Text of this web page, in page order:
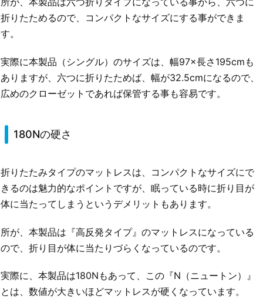
折りたためるので、コンパクトなサイズにする事ができま
す。
実際に本製品（シングル）のサイズは、幅97×長さ195cmも
ありますが、六つに折りたためば、幅が32.5cmになるので、
広めのクローゼットであれば保管する事も容易です。
180Nの硬さ
折りたたみタイプのマットレスは、コンパクトなサイズにで
きるのは魅力的なポイントですが、眠っている時に折り目が
体に当たってしまうというデメリットもあります。
所が、本製品は『高反発タイプ』のマットレスになっている
ので、折り目が体に当たりづらくなっているのです。
実際に、本製品は180Nもあって、この『N（ニュートン）』
とは、数値が大きいほどマットレスが硬くなっています。